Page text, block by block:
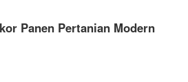
Panen Pertanian Modern